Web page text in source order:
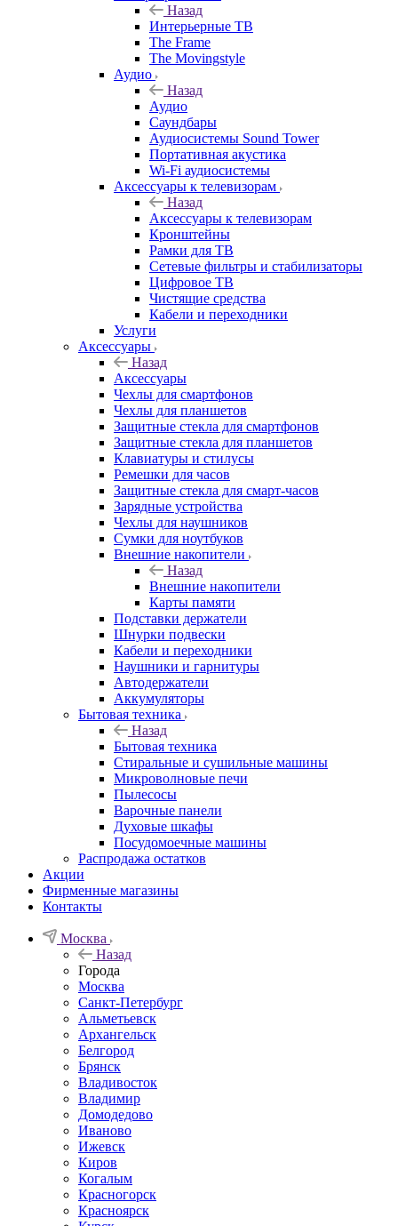
Назад
Интерьерные ТВ
The Frame
The Movingstyle
Аудио
Назад
Аудио
Саундбары
Аудиосистемы Sound Tower
Портативная акустика
Wi-Fi аудиосистемы
Аксессуары к телевизорам
Назад
Аксессуары к телевизорам
Кронштейны
Рамки для ТВ
Сетевые фильтры и стабилизаторы
Цифровое ТВ
Чистящие средства
Кабели и переходники
Услуги
Аксессуары
Назад
Аксессуары
Чехлы для смартфонов
Чехлы для планшетов
Защитные стекла для смартфонов
Защитные стекла для планшетов
Клавиатуры и стилусы
Ремешки для часов
Защитные стекла для смарт-часов
Зарядные устройства
Чехлы для наушников
Сумки для ноутбуков
Внешние накопители
Назад
Внешние накопители
Карты памяти
Подставки держатели
Шнурки подвески
Кабели и переходники
Наушники и гарнитуры
Автодержатели
Аккумуляторы
Бытовая техника
Назад
Бытовая техника
Стиральные и сушильные машины
Микроволновые печи
Пылесосы
Варочные панели
Духовые шкафы
Посудомоечные машины
Распродажа остатков
Акции
Фирменные магазины
Контакты
Москва
Назад
Города
Москва
Санкт-Петербург
Альметьевск
Архангельск
Белгород
Брянск
Владивосток
Владимир
Домодедово
Иваново
Ижевск
Киров
Когалым
Красногорск
Красноярск